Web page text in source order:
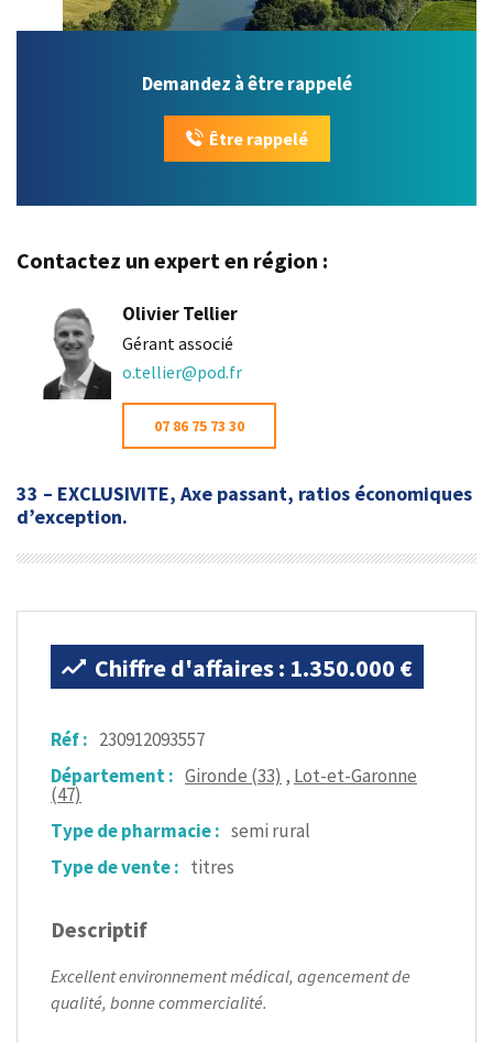
Demandez à être rappelé
Être rappelé
Contactez un expert en région :
Olivier Tellier
Gérant associé
o.tellier@pod.fr
07 86 75 73 30
33 – EXCLUSIVITE, Axe passant, ratios économiques
d’exception.
Chiffre d'affaires : 1.350.000 €
Réf : 230912093557
Département : Gironde (33) , Lot-et-Garonne
(47)
Type de pharmacie : semi rural
Type de vente : titres
Descriptif
Excellent environnement médical, agencement de
qualité, bonne commercialité.